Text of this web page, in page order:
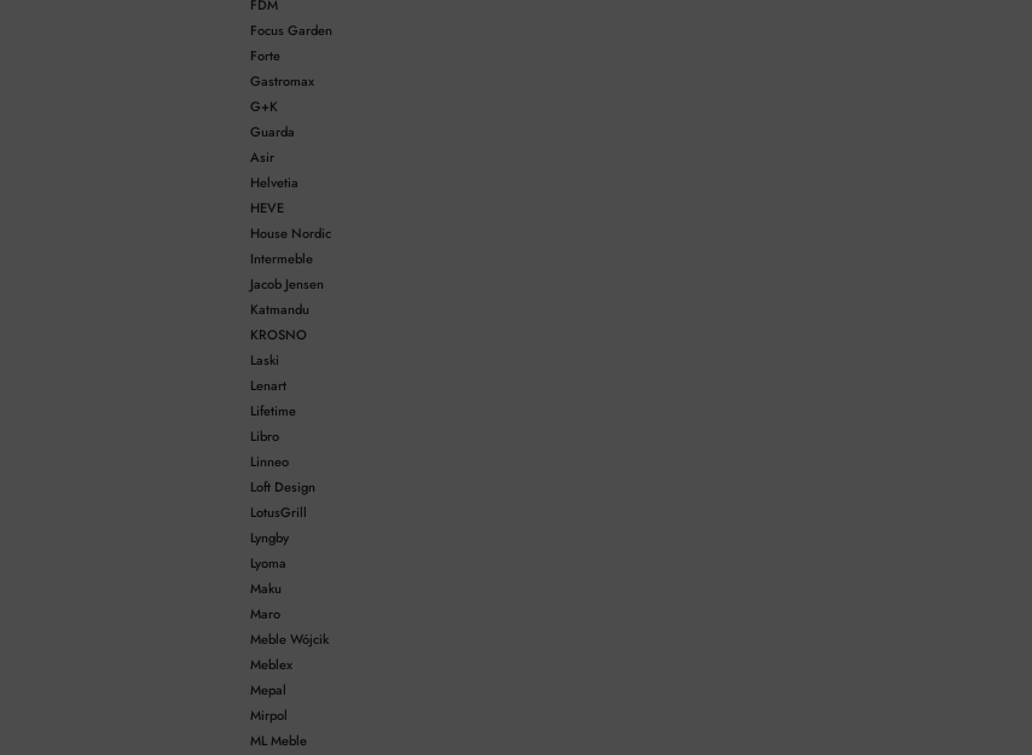
FDM
Focus Garden
Forte
Gastromax
G+K
Guarda
Asir
Helvetia
HEVE
House Nordic
Intermeble
Jacob Jensen
Katmandu
KROSNO
Laski
Lenart
Lifetime
Libro
Linneo
Loft Design
LotusGrill
Lyngby
Lyoma
Maku
Maro
Meble Wójcik
Meblex
Mepal
Mirpol
ML Meble